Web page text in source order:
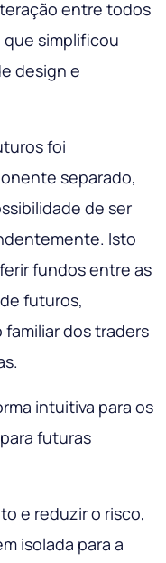
entre todos
simplificou
design e
foi
separado,
de ser
Isto
fundos entre as
futuros,
dos traders
intuitiva para os
futuras
e reduzir o risco,
isolada para a